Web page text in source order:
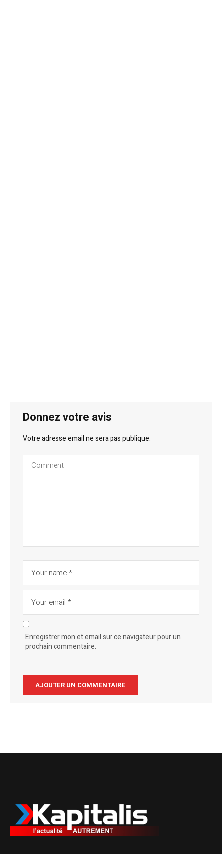
Donnez votre avis
Votre adresse email ne sera pas publique.
Enregistrer mon et email sur ce navigateur pour un
prochain commentaire.